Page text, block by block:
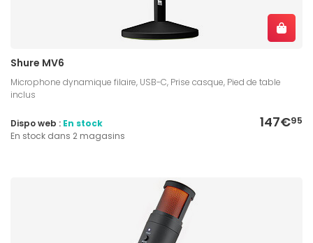
Shure MV6
Microphone dynamique filaire, USB-C, Prise casque, Pied de table
inclus
147€95
Dispo web : En stock
En stock dans 2 magasins